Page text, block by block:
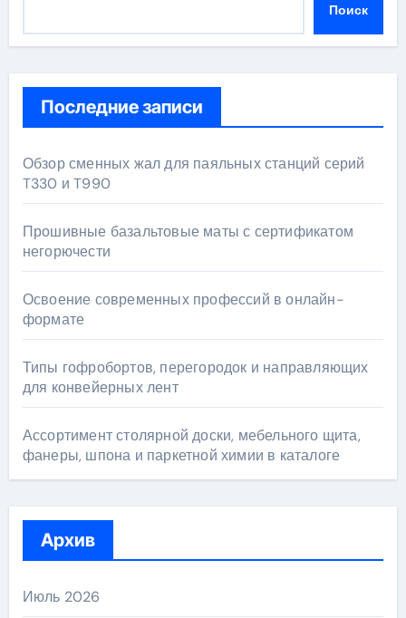
Поиск
Последние записи
Обзор сменных жал для паяльных станций серий
T330 и T990
Прошивные базальтовые маты с сертификатом
негорючести
Освоение современных профессий в онлайн-
формате
Типы гофробортов, перегородок и направляющих
для конвейерных лент
Ассортимент столярной доски, мебельного щита,
фанеры, шпона и паркетной химии в каталоге
Архив
Июль 2026